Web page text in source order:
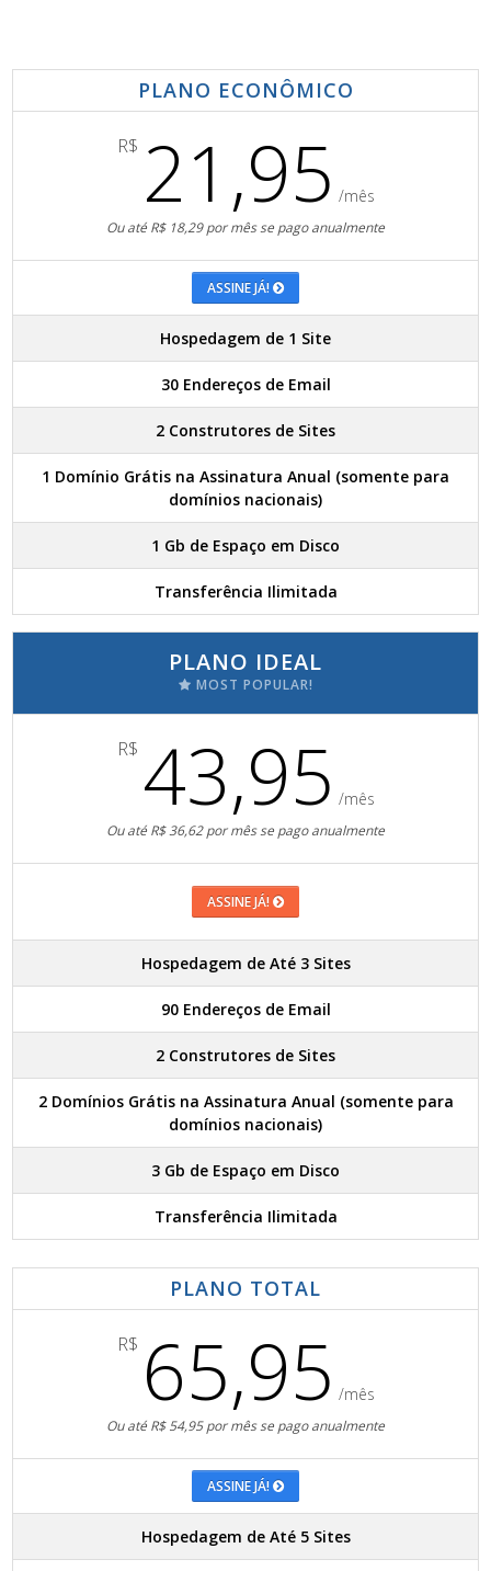
PLANO ECONÔMICO
R$ 21,95 /mês
Ou até R$ 18,29 por mês se pago anualmente
ASSINE JÁ!
Hospedagem de 1 Site
30 Endereços de Email
2 Construtores de Sites
1 Domínio Grátis na Assinatura Anual (somente para
domínios nacionais)
1 Gb de Espaço em Disco
Transferência Ilimitada
PLANO IDEAL
MOST POPULAR!
R$ 43,95 /mês
Ou até R$ 36,62 por mês se pago anualmente
ASSINE JÁ!
Hospedagem de Até 3 Sites
90 Endereços de Email
2 Construtores de Sites
2 Domínios Grátis na Assinatura Anual (somente para
domínios nacionais)
3 Gb de Espaço em Disco
Transferência Ilimitada
PLANO TOTAL
R$ 65,95 /mês
Ou até R$ 54,95 por mês se pago anualmente
ASSINE JÁ!
Hospedagem de Até 5 Sites